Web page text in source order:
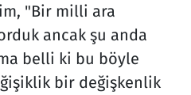
"Bir milli ara
ancak şu anda
belli ki bu böyle
bir değişkenlik